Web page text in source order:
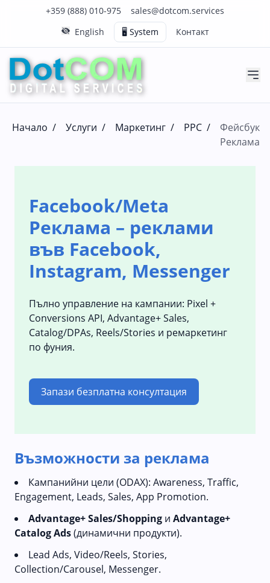
+359 (888) 010-975
Нашия телефонен номер е 0888010975
sales@dotcom.services
Нашия имейл адрес е sales@dotcom.services
English
🖥️ System Контакт
Начало / Услуги / Маркетинг / PPC /
Фейсбук
Реклама
Facebook/Meta
Реклама – реклами
във Facebook,
Instagram, Messenger
Пълно управление на кампании: Pixel +
Conversions API, Advantage+ Sales,
Catalog/DPAs, Reels/Stories и ремаркетинг
по фуния.
Запази безплатна консултация
Възможности за реклама
Кампанийни цели (ODAX): Awareness, Traffic,
Engagement, Leads, Sales, App Promotion.
Advantage+ Sales/Shopping и Advantage+
Catalog Ads(динамични продукти).
Lead Ads, Video/Reels, Stories,
Collection/Carousel, Messenger.